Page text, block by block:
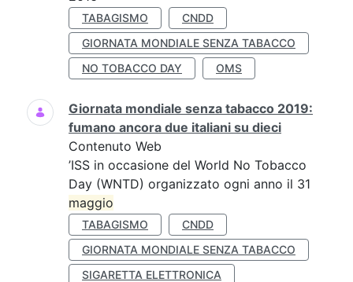
TABAGISMO
CNDD
GIORNATA MONDIALE SENZA TABACCO
NO TOBACCO DAY
OMS
Giornata mondiale senza tabacco 2019:
fumano ancora due italiani su dieci
Contenuto Web
’ISS in occasione del World No Tobacco
Day (WNTD) organizzato ogni anno il 31
maggio
TABAGISMO
CNDD
GIORNATA MONDIALE SENZA TABACCO
SIGARETTA ELETTRONICA